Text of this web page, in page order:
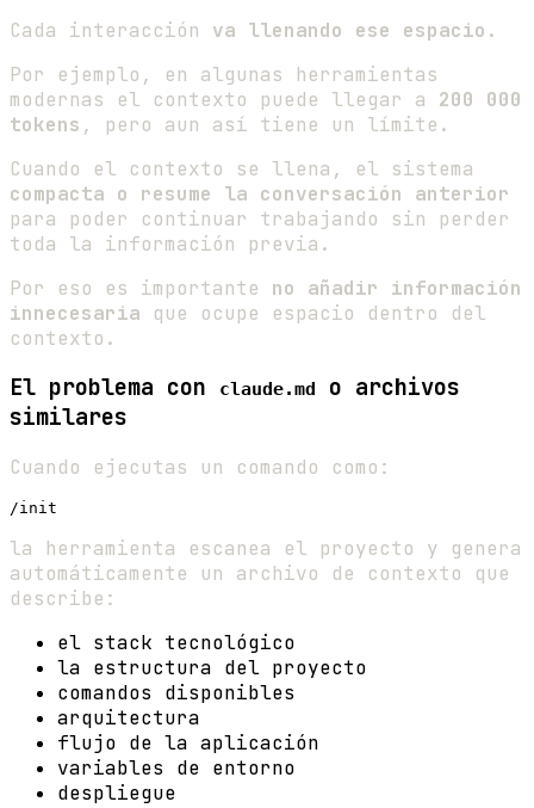
Cada interacción va llenando ese espacio .
Por ejemplo, en algunas herramientas
modernas el contexto puede llegar a 200 000
tokens , pero aun así tiene un límite.
Cuando el contexto se llena, el sistema
compacta o resume la conversación anterior
para poder continuar trabajando sin perder
toda la información previa.
Por eso es importante no añadir información
innecesaria que ocupe espacio dentro del
contexto.
El problema con claude.md
o archivos
similares
Cuando ejecutas un comando como:
la herramienta escanea el proyecto y genera
automáticamente un archivo de contexto que
describe:
el stack tecnológico
la estructura del proyecto
comandos disponibles
arquitectura
flujo de la aplicación
variables de entorno
despliegue